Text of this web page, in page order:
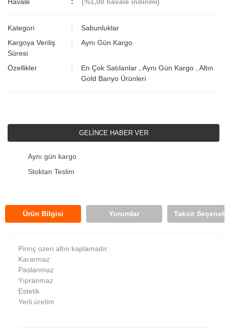
Kategori
Sabunluklar
Kargoya Veriliş
Süresi
Aynı Gün Kargo
Özellikler En Çok Satılanlar ,Aynı Gün Kargo ,Altın
Gold Banyo Ürünleri
GELİNCE HABER VER
Aynı gün kargo
Stoktan Teslim
Ürün Bilgisi Yorumlar Taksit
Pirinç üzeri altın kaplamadır.
Kararmaz
Paslanmaz
Yıpranmaz
Estetik
Yerli üretim